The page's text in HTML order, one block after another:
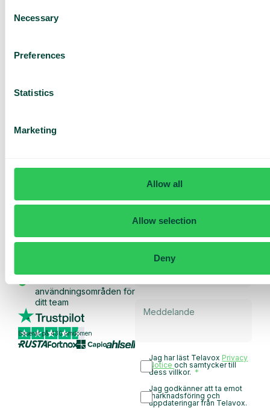
Selection
Necessary
Preferences
Statistics
Marketing
Allow all
Allow selection
Deny
sund. Telavox är den bästa molnväxeln på marknaden just
andrahandsvalet, säger Ercan.
skräddarsydd
offert
tjänster
användningsområden för
ditt team
Baserat på 430 omdömen
Jag har läst Telavox Privacy
Noticeoch samtycker till
dess villkor.
Jag godkänner att ta emot
marknadsföring och
uppdateringar från Telavox.